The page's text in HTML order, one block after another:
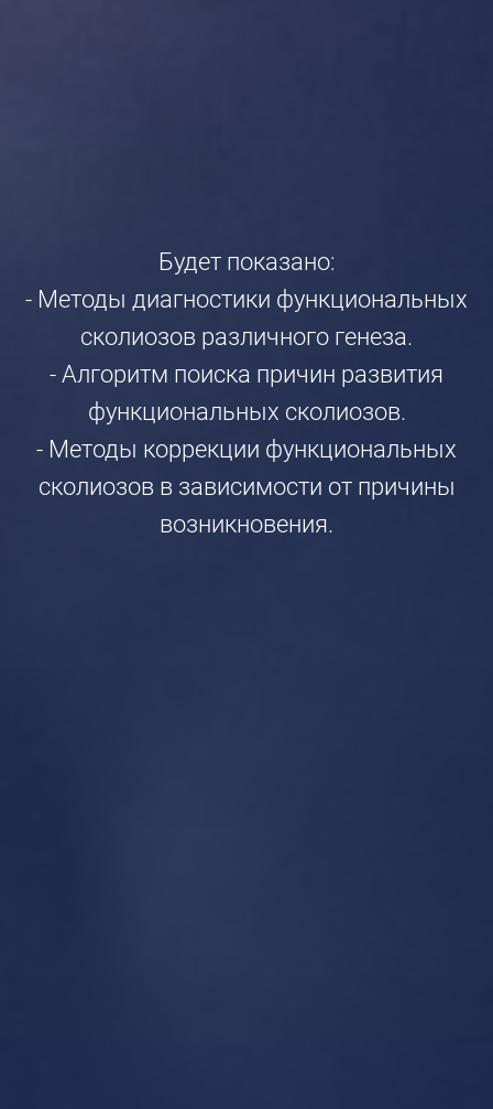
Будет показано:
- Методы диагностики функциональных
сколиозов различного генеза.
- Алгоритм поиска причин развития
функциональных сколиозов.
- Методы коррекции функциональных
сколиозов в зависимости от причины
возникновения.